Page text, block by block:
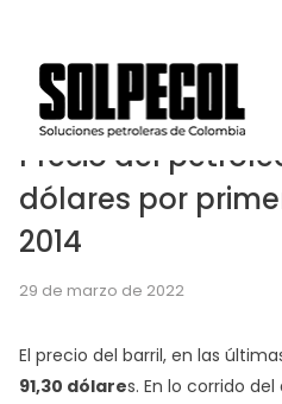
Precio del
dólares por
2014
29 de marzo de 2022
El precio del barril, en las
91,30 dólares. En lo corrido